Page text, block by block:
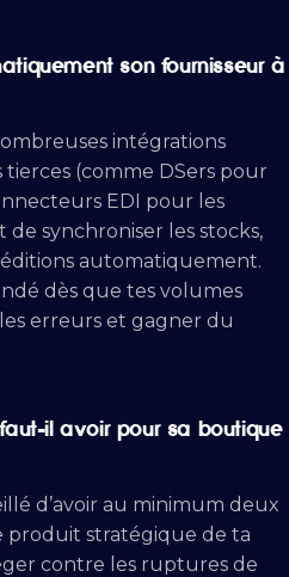
son fournisseur à
intégrations
(comme DSers pour
EDI pour les
synchroniser les stocks,
automatiquement.
dès que tes volumes
erreurs et gagner du
il avoir pour sa boutique
d’avoir au minimum deux
produit stratégique de ta
contre les ruptures de